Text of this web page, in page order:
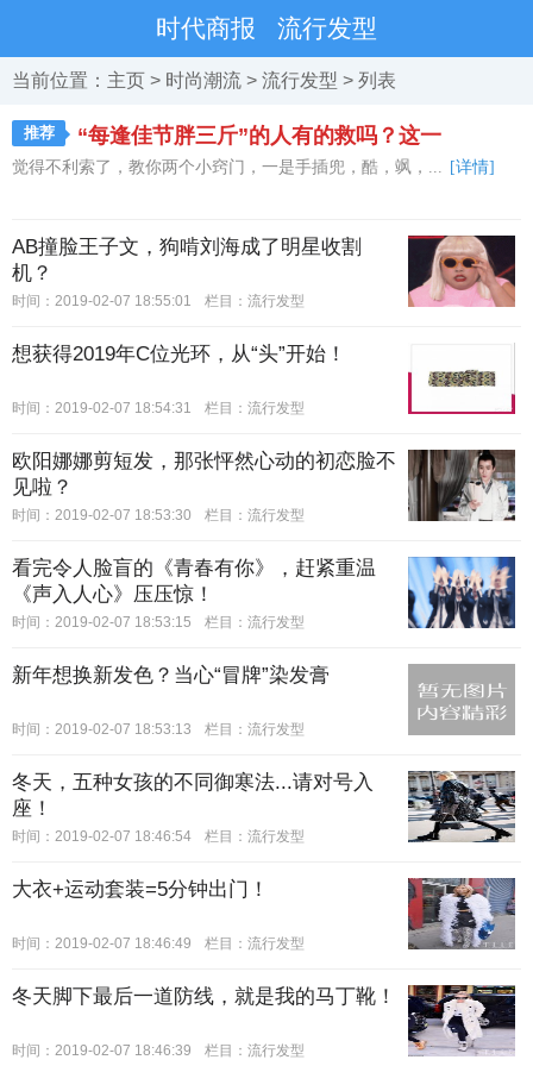
时代商报 流行发型
当前位置： 主页 > 时尚潮流 > 流行发型 > 列表
推荐 “每逢佳节胖三斤”的人有的救吗？这一
觉得不利索了，教你两个小窍门，一是手插兜，酷，飒，... [详情]
AB撞脸王子文，狗啃刘海成了明星收割
机？
时间：2019-02-07 18:55:01 栏目： 流行发型
想获得2019年C位光环，从“头”开始！
时间：2019-02-07 18:54:31 栏目： 流行发型
欧阳娜娜剪短发，那张怦然心动的初恋脸不
见啦？
时间：2019-02-07 18:53:30 栏目： 流行发型
看完令人脸盲的《青春有你》，赶紧重温
《声入人心》压压惊！
时间：2019-02-07 18:53:15 栏目： 流行发型
新年想换新发色？当心“冒牌”染发膏
时间：2019-02-07 18:53:13 栏目： 流行发型
冬天，五种女孩的不同御寒法...请对号入
座！
时间：2019-02-07 18:46:54 栏目： 流行发型
大衣+运动套装=5分钟出门！
时间：2019-02-07 18:46:49 栏目： 流行发型
冬天脚下最后一道防线，就是我的马丁靴！
时间：2019-02-07 18:46:39 栏目： 流行发型